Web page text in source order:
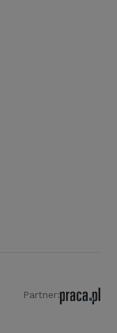
Partner: